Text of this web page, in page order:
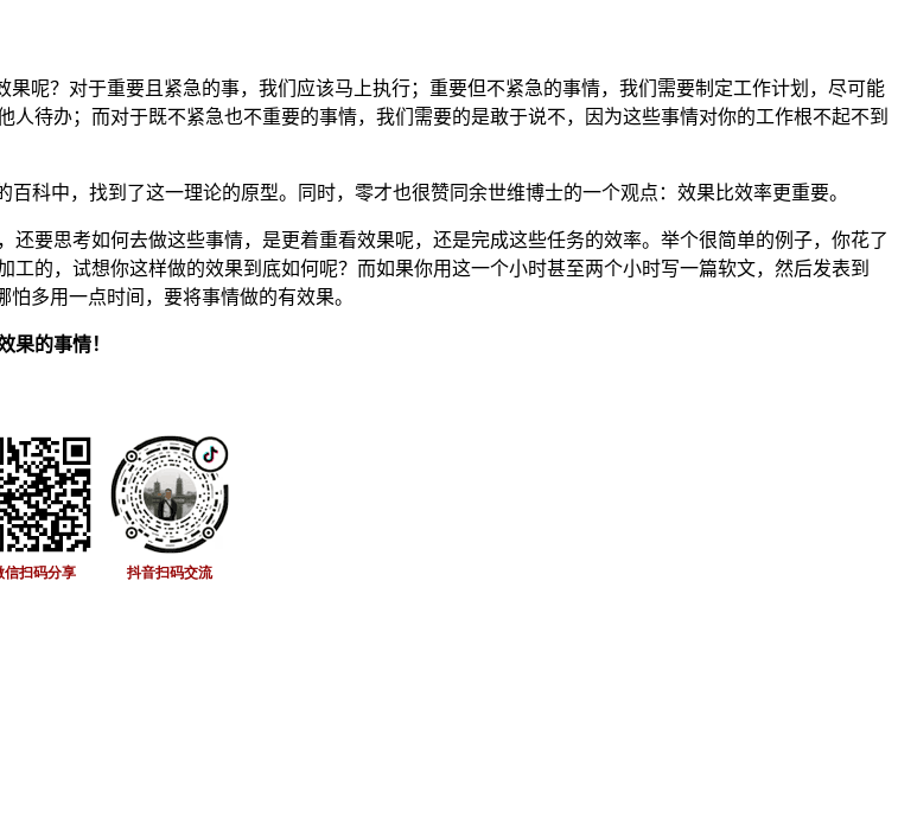
呢？对于重要且紧急的事，我们应该马上执行；重要但不紧急的事情，我们需要制定工作计划，尽可能
待办；而对于既不紧急也不重要的事情，我们需要的是敢于说不，因为这些事情对你的工作根不起不到
百科中，找到了这一理论的原型。同时，零才也很赞同余世维博士的一个观点：效果比效率更重要。
还要思考如何去做这些事情，是更着重看效果呢，还是完成这些任务的效率。举个很简单的例子，你花了
的，试想你这样做的效果到底如何呢？而如果你用这一个小时甚至两个小时写一篇软文，然后发表到
多用一点时间，要将事情做的有效果。
果的事情！